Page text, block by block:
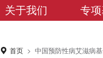
关于我们 专
首页 > 中国预防性病艾滋病